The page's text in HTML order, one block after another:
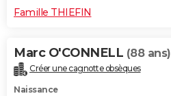
Famille THIEFIN
Marc O'CONNELL (88 ans)
Créer une cagnotte obsèques
Naissance